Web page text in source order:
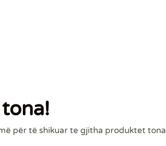
për të shikuar te gjitha produktet tona